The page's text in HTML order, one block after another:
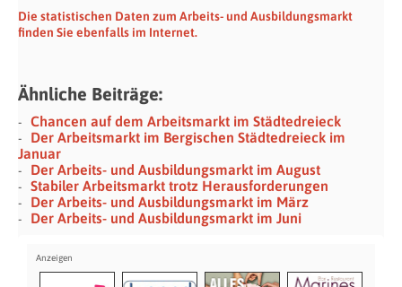
Die statistischen Daten zum Arbeits- und Ausbildungsmarkt
finden Sie ebenfalls im Internet.
Ähnliche Beiträge:
Chancen auf dem Arbeitsmarkt im Städtedreieck
Der Arbeitsmarkt im Bergischen Städtedreieck im
Januar
Der Arbeits- und Ausbildungsmarkt im August
Stabiler Arbeitsmarkt trotz Herausforderungen
Der Arbeits- und Ausbildungsmarkt im März
Der Arbeits- und Ausbildungsmarkt im Juni